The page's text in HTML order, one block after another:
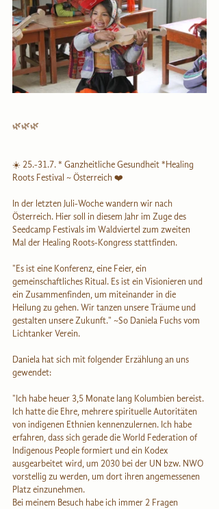
🌿🌿🌿
☀️ 25.-31.7. * Ganzheitliche Gesundheit *Healing
Roots Festival ~ Österreich ❤️
In der letzten Juli-Woche wandern wir nach
Österreich. Hier soll in diesem Jahr im Zuge des
Seedcamp Festivals im Waldviertel zum zweiten
Mal der Healing Roots-Kongress stattfinden.
"Es ist eine Konferenz, eine Feier, ein
gemeinschaftliches Ritual. Es ist ein Visionieren und
ein Zusammenfinden, um miteinander in die
Heilung zu gehen. Wir tanzen unsere Träume und
gestalten unsere Zukunft." ~So Daniela Fuchs vom
Lichtanker Verein.
Daniela hat sich mit folgender Erzählung an uns
gewendet:
"Ich habe heuer 3,5 Monate lang Kolumbien bereist.
Ich hatte die Ehre, mehrere spirituelle Autoritäten
von indigenen Ethnien kennenzulernen. Ich habe
erfahren, dass sich gerade die World Federation of
Indigenous People formiert und ein Kodex
ausgearbeitet wird, um 2030 bei der UN bzw. NWO
vorstellig zu werden, um dort ihren angemessenen
Platz einzunehmen.
Bei meinem Besuch habe ich immer 2 Fragen